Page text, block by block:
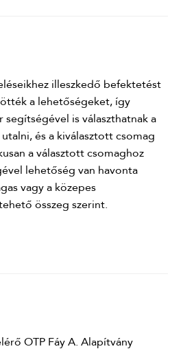
illeszkedő befektetést
a lehetőségeket, így
is választhatnak a
és a kiválasztott csomag
a választott csomaghoz
lehetőség van havonta
vagy a közepes
összeg szerint.
OTP Fáy A. Alapítvány